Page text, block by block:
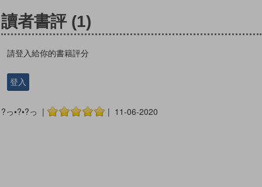
讀者書評 (1)
請登入給你的書籍評分
登入
?っ•?•?っ | | 11-06-2020